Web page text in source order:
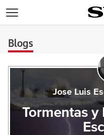
Blogs
Jose Luis
Tormentas y